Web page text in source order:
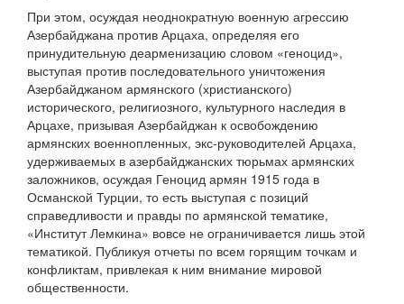
При этом, осуждая неоднократную военную агрессию
Азербайджана против Арцаха, определяя его
принудительную деарменизацию словом «геноцид»,
выступая против последовательного уничтожения
Азербайджаном армянского (христианского)
исторического, религиозного, культурного наследия в
Арцахе, призывая Азербайджан к освобождению
армянских военнопленных, экс-руководителей Арцаха,
удерживаемых в азербайджанских тюрьмах армянских
заложников, осуждая Геноцид армян 1915 года в
Османской Турции, то есть выступая с позиций
справедливости и правды по армянской тематике,
«Институт Лемкина» вовсе не ограничивается лишь этой
тематикой. Публикуя отчеты по всем горящим точкам и
конфликтам, привлекая к ним внимание мировой
общественности.